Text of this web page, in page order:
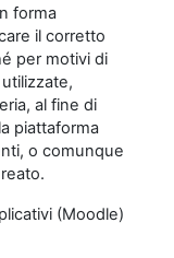
forma
il corretto
per motivi di
al fine di
piattaforma
o comunque
(Moodle)